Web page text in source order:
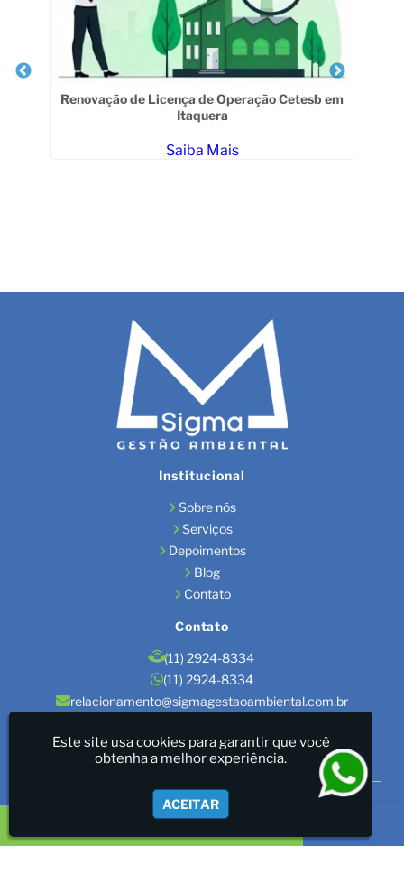
Renovação de Licença de Operação Cetesb em
Itaquera
Saiba Mais
Institucional
Sobre nós
Serviços
Depoimentos
Blog
Contato
Contato
(11) 2924-8334
(11) 2924-8334
relacionamento@sigmagestaoambiental.com.br
Localização
São Paulo / SP
Sigma Gestão Ambiental - LICENÇAS AMBIENTAIS/GESTÃO
DE RESÍDUOS/LAUDOS
Este site usa cookies para garantir que você
obtenha a melhor experiência.
ACEITAR